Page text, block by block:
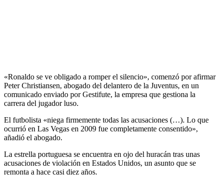
«Ronaldo se ve obligado a romper el silencio», comenzó por afirmar
Peter Christiansen, abogado del delantero de la Juventus, en un
comunicado enviado por Gestifute, la empresa que gestiona la
carrera del jugador luso.
El futbolista «niega firmemente todas las acusaciones (…). Lo que
ocurrió en Las Vegas en 2009 fue completamente consentido»,
añadió el abogado.
La estrella portuguesa se encuentra en ojo del huracán tras unas
acusaciones de violación en Estados Unidos, un asunto que se
remonta a hace casi diez años.